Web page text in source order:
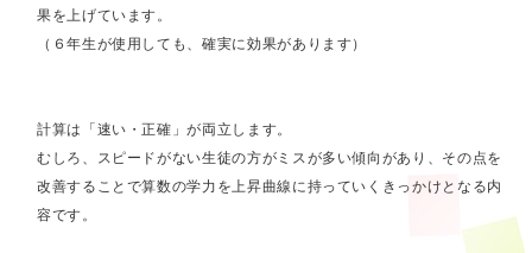
果を上げています。
（６年生が使用しても、確実に効果があります）
計算は「速い・正確」が両立します。
むしろ、スピードがない生徒の方がミスが多い傾向があり、その点を
改善することで算数の学力を上昇曲線に持っていくきっかけとなる内
容です。